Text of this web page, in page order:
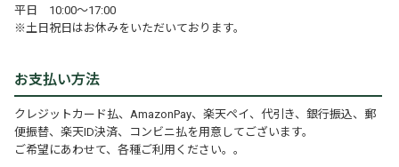
平日 10:00～17:00
※土日祝日はお休みをいただいております。
お支払い方法
クレジットカード払、AmazonPay、楽天ペイ、代引き、銀行振込、郵
便振替、楽天ID決済、コンビニ払を用意してございます。
ご希望にあわせて、各種ご利用ください。。